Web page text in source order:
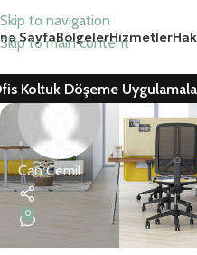
Skip to navigation
Skip to main content
SayfaBölgelerHizmetler
Koltuk Döşeme
Can Cemil
0